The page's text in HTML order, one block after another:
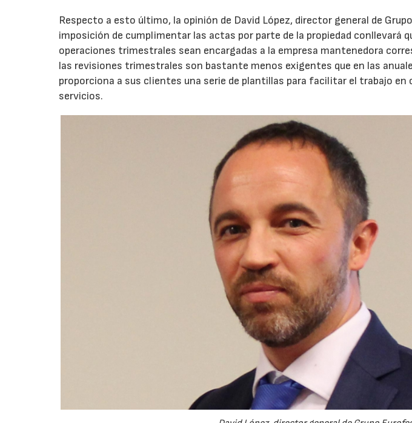
Respecto a esto último, la opinión de David López, director general de
imposición de cumplimentar las actas por parte de la propiedad conllevará
operaciones trimestrales sean encargadas a la empresa mantenedora
las revisiones trimestrales son bastante menos exigentes que en las
proporciona a sus clientes una serie de plantillas para facilitar el trabajo
servicios.